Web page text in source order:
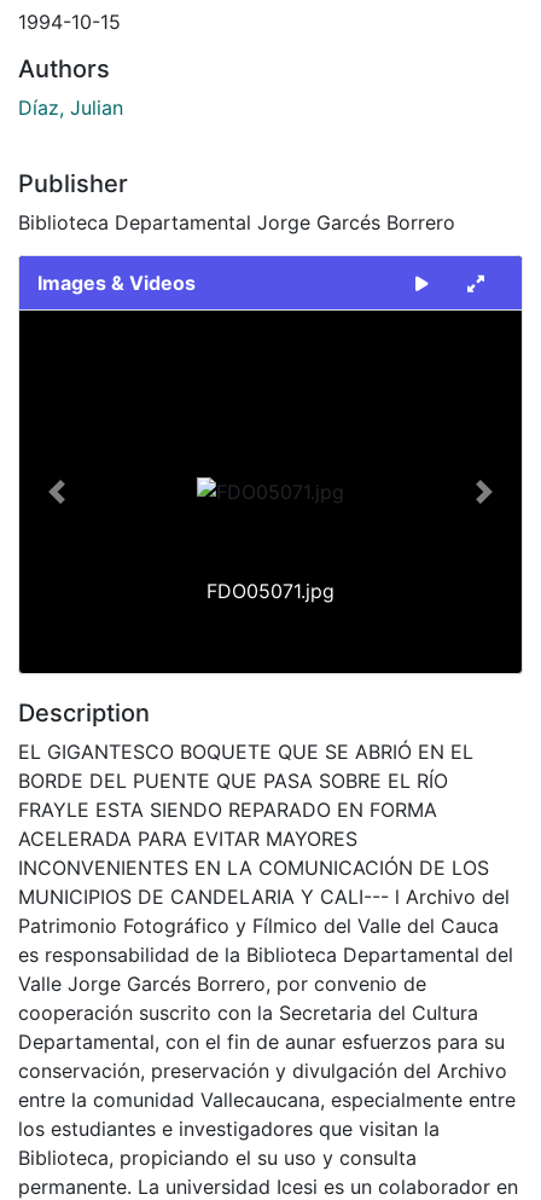
1994-10-15
Authors
Díaz, Julian
Publisher
Biblioteca Departamental Jorge Garcés Borrero
Images & Videos
FDO05071.jpg
Previous Next
Description
EL GIGANTESCO BOQUETE QUE SE ABRIÓ EN EL
BORDE DEL PUENTE QUE PASA SOBRE EL RÍO
FRAYLE ESTA SIENDO REPARADO EN FORMA
ACELERADA PARA EVITAR MAYORES
INCONVENIENTES EN LA COMUNICACIÓN DE LOS
MUNICIPIOS DE CANDELARIA Y CALI--- l Archivo del
Patrimonio Fotográfico y Fílmico del Valle del Cauca
es responsabilidad de la Biblioteca Departamental del
Valle Jorge Garcés Borrero, por convenio de
cooperación suscrito con la Secretaria del Cultura
Departamental, con el fin de aunar esfuerzos para su
conservación, preservación y divulgación del Archivo
entre la comunidad Vallecaucana, especialmente entre
los estudiantes e investigadores que visitan la
Biblioteca, propiciando el su uso y consulta
permanente. La universidad Icesi es un colaborador en